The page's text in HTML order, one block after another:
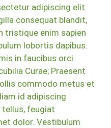
adipiscing elit.
consequat blandit,
tristique enim sapien
lobortis dapibus.
in faucibus orci
Curae; Praesent
commodo metus et
id adipiscing
tellus, feugiat
dolor. Vestibulum